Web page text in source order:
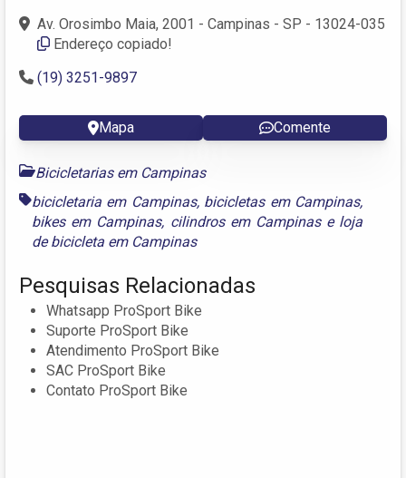
Av. Orosimbo Maia, 2001 - Campinas - SP - 13024-035
Endereço copiado!
(19) 3251-9897
Mapa Comente
Bicicletarias em Campinas
bicicletaria em Campinas, bicicletas em Campinas,
bikes em Campinas, cilindros em Campinase loja
de bicicleta em Campinas
Pesquisas Relacionadas
Whatsapp ProSport Bike
Suporte ProSport Bike
Atendimento ProSport Bike
SAC ProSport Bike
Contato ProSport Bike